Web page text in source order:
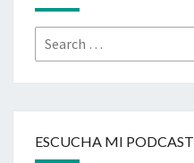
Search
for:
ESCUCHA MI PODCAST